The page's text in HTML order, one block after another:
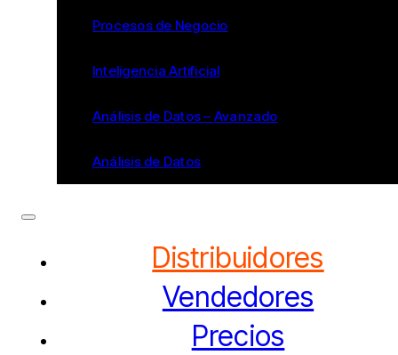
Procesos de Negocio
Inteligencia Artificial
Análisis de Datos – Avanzado
Análisis de Datos
Distribuidores
Vendedores
Precios